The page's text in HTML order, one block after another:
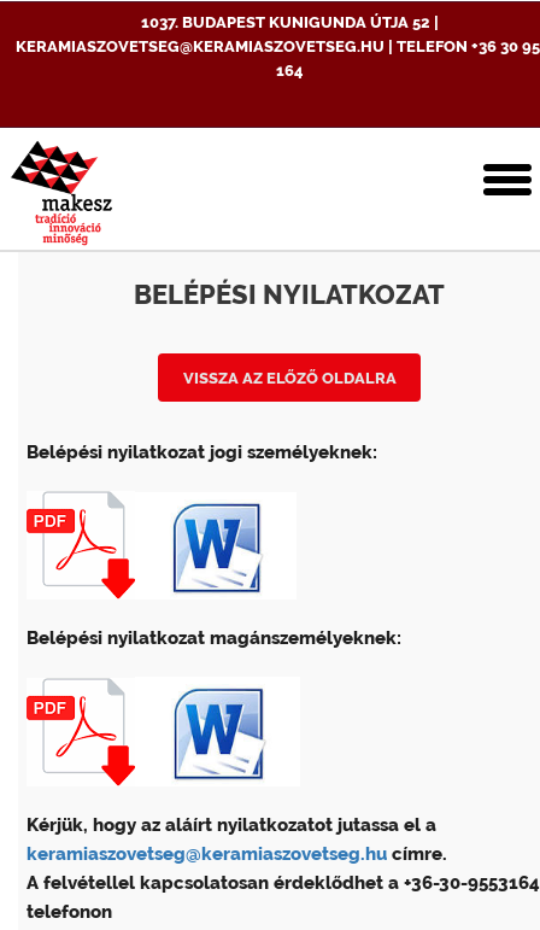
1037. BUDAPEST KUNIGUNDA ÚTJA 52 |
KERAMIASZOVETSEG@KERAMIASZOVETSEG.HU | TELEFON +36 30
164
BELÉPÉSI NYILATKOZAT
VISSZA AZ ELŐZŐ OLDALRA
Belépési nyilatkozat jogi személyeknek:
Belépési nyilatkozat magánszemélyeknek:
Kérjük, hogy az aláírt nyilatkozatot jutassa el a
keramiaszovetseg@keramiaszovetseg.hu címre.
A felvétellel kapcsolatosan érdeklődhet a +36-30-9553164
telefonon